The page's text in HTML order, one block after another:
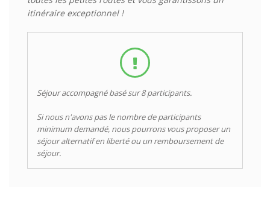
itinéraire exceptionnel !
Séjour accompagné basé sur 8 participants.
Si nous n'avons pas le nombre de participants
minimum demandé, nous pourrons vous proposer un
séjour alternatif en liberté ou un remboursement de
séjour.